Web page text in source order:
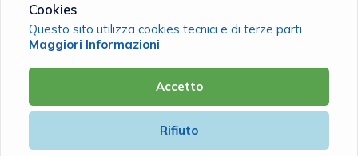
Associazione Assistenziale OBIETTIVO BENESSERE Mutua del
C.F. 94111810308 |Cookie Policy|Privacy Policy
Powered by
Cookies
Questo sito utilizza cookies tecnici e di terze parti
Maggiori Informazioni
Accetto
Rifiuto